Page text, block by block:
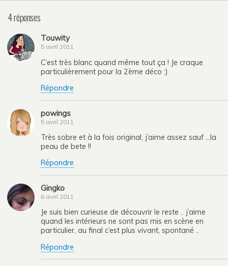
4 réponses
Touwity
5 avril 2011
C’est très blanc quand même tout ça ! Je craque
particulièrement pour la 2ème déco :)
Répondre
powings
5 avril 2011
Très sobre et à la fois original, j’aime assez sauf …la
peau de bete !!
Répondre
Gingko
6 avril 2011
Je suis bien curieuse de découvrir le reste .. j’aime
quand les intérieurs ne sont pas mis en scène en
particulier, au final c’est plus vivant, spontané ..
Répondre